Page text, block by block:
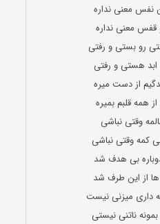
نفس معنی نداره
قفس معنی نداره
رو بستی و رفتی
ابد هستی و رفتی
از دست میره
همه قلبم بمیره
وقتی نباشی
کمه وقتی نباشی
بی هدف شد
از این طرف شد
داری میزنی نیست
ناتنی نیستی